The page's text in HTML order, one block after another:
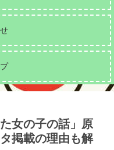
女の子の話」原
掲載の理由も解